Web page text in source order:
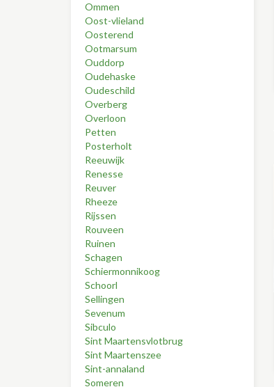
Ommen
Oost-vlieland
Oosterend
Ootmarsum
Ouddorp
Oudehaske
Oudeschild
Overberg
Overloon
Petten
Posterholt
Reeuwijk
Renesse
Reuver
Rheeze
Rijssen
Rouveen
Ruinen
Schagen
Schiermonnikoog
Schoorl
Sellingen
Sevenum
Sibculo
Sint Maartensvlotbrug
Sint Maartenszee
Sint-annaland
Someren